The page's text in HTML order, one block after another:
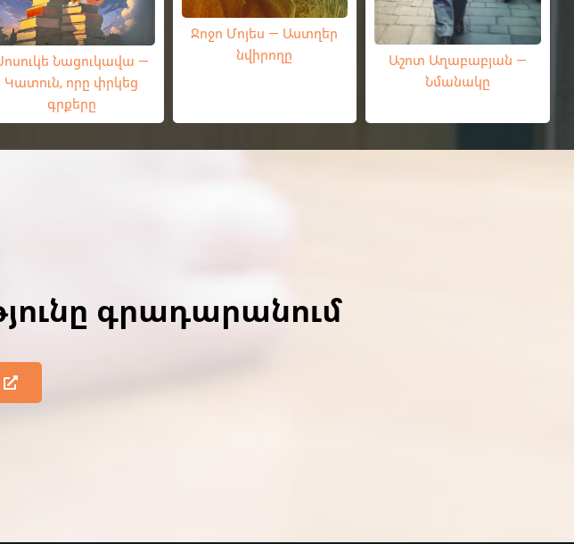
Նացուկավա —
Կատուն, որը փրկեց
գրքերը
Ջոջո Մոյես — Աստղեր
նվիրողը
Աշոտ Աղաբաբյան —
Նմանակը
գրադարանում